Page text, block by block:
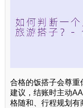
合格的饭搭子会尊重
建议，结账时主动
格随和、行程规划有